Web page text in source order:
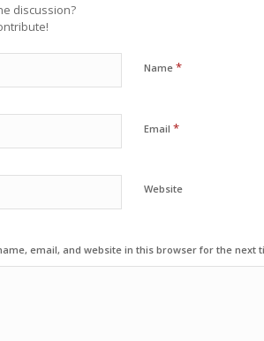
discussion?
Name *
Email *
Website
email, and website in this browser for the next